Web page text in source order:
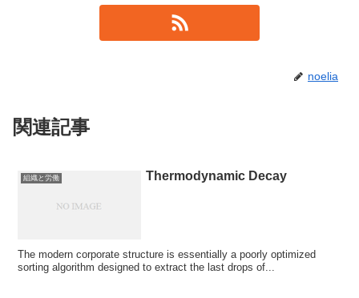
noelia
関連記事
組織と労働 Thermodynamic Decay
The modern corporate structure is essentially a poorly optimized
sorting algorithm designed to extract the last drops of...